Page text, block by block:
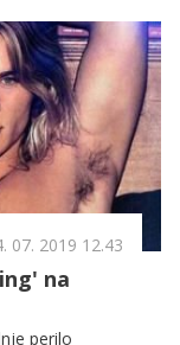
07. 2019 12.43
na
perilo